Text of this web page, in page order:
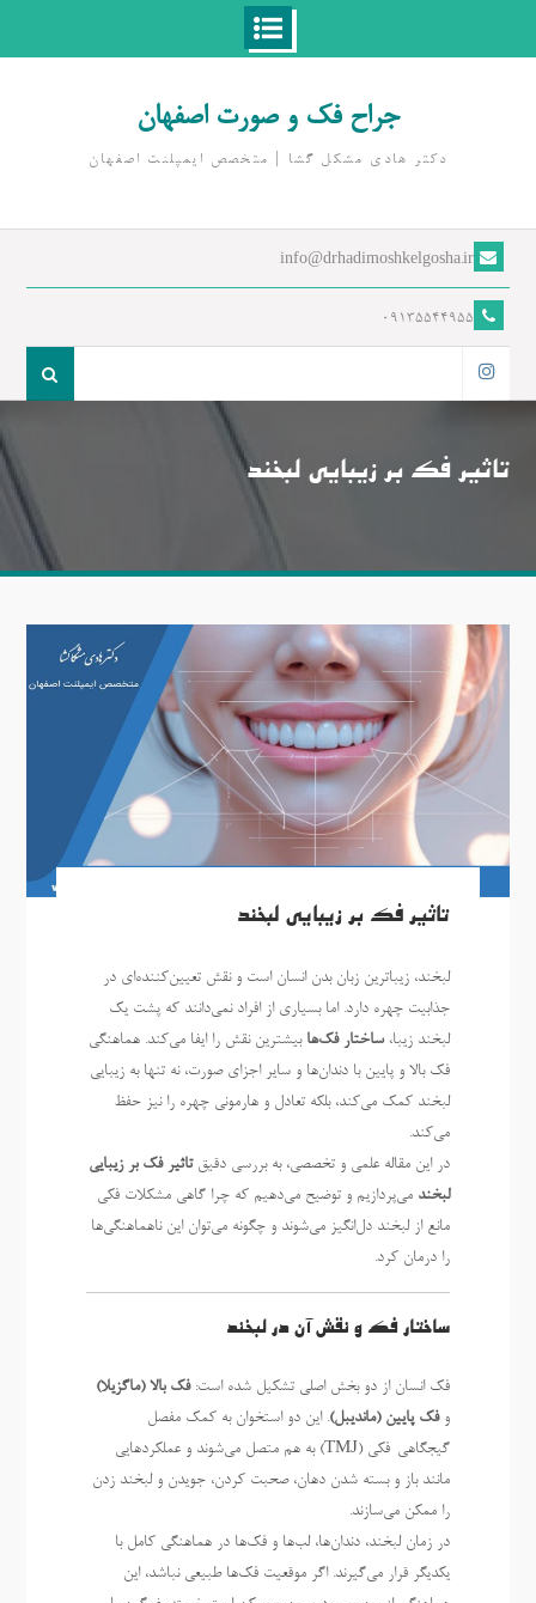
جراح فک و صورت اصفهان
دکتر هادی مشکل گشا | متخصص ايمپلنت اصفهان
info@drhadimoshkelgosha.ir
09135544955
تاثیر فک بر زیبایی لبخند
تاثیر فک بر زیبایی لبخند
لبخند، زیباترین زبان بدن انسان است و نقش تعیین‌کننده‌ای در
جذابیت چهره دارد. اما بسیاری از افراد نمی‌دانند که پشت یک
لبخند زیبا،ساختار فک‌ها بیشترین نقش را ایفا می‌کند. هماهنگی
فک بالا و پایین با دندان‌ها و سایر اجزای صورت، نه تنها به زیبایی
لبخند کمک می‌کند، بلکه تعادل و هارمونی چهره را نیز حفظ
می‌کند.
در این مقاله علمی و تخصصی، به بررسی دقیقتاثیر فک بر زیبایی
لبخند می‌پردازیم و توضیح می‌دهیم که چرا گاهی مشکلات فکی
مانع از لبخند دل‌انگیز می‌شوند و چگونه می‌توان این ناهماهنگی‌ها
را درمان کرد.
ساختار فک و نقش آن در لبخند
فک انسان از دو بخش اصلی تشکیل شده است:فک بالا (ماگزیلا)
وفک پایین (ماندیبل). این دو استخوان به کمک مفصل
گیجگاهی-فکی (TMJ) به هم متصل می‌شوند و عملکردهایی
مانند باز و بسته شدن دهان، صحبت کردن، جویدن و لبخند زدن
را ممکن می‌سازند.
در زمان لبخند، دندان‌ها، لب‌ها و فک‌ها در هماهنگی کامل با
یکدیگر قرار می‌گیرند. اگر موقعیت فک‌ها طبیعی نباشد، این